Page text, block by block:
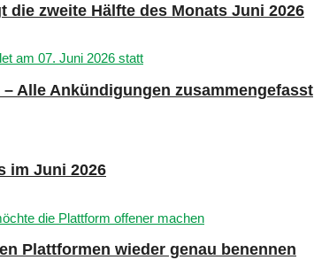
die zweite Hälfte des Monats Juni 2026
– Alle Ankündigungen zusammengefasst
im Juni 2026
Plattformen wieder genau benennen